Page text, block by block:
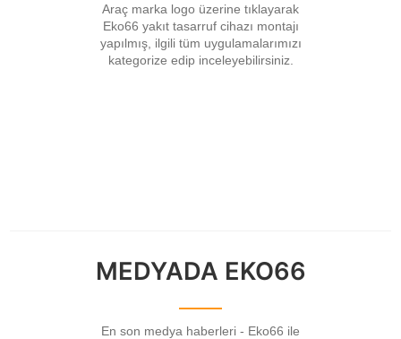
Araç marka logo üzerine tıklayarak
Eko66 yakıt tasarruf cihazı montajı
yapılmış, ilgili tüm uygulamalarımızı
kategorize edip inceleyebilirsiniz.
MEDYADA EKO66
En son medya haberleri - Eko66 ile